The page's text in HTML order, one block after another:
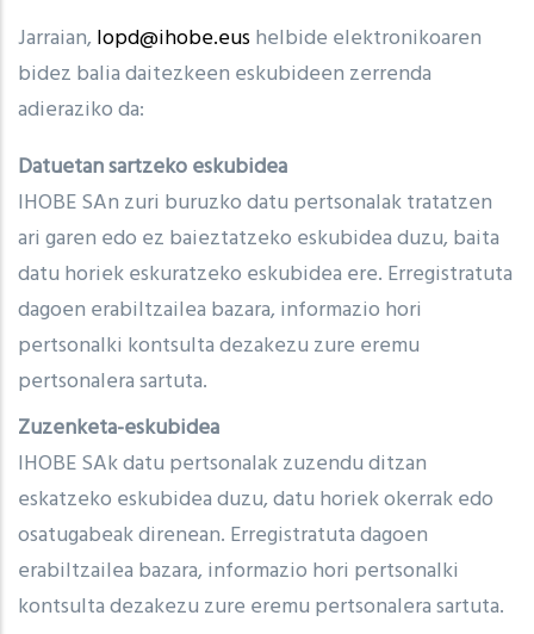
Jarraian, lopd@ihobe.eushelbide elektronikoaren
bidez balia daitezkeen eskubideen zerrenda
adieraziko da:
Datuetan sartzeko eskubidea
IHOBE SAn zuri buruzko datu pertsonalak tratatzen
ari garen edo ez baieztatzeko eskubidea duzu, baita
datu horiek eskuratzeko eskubidea ere. Erregistratuta
dagoen erabiltzailea bazara, informazio hori
pertsonalki kontsulta dezakezu zure eremu
pertsonalera sartuta.
Zuzenketa-eskubidea
IHOBE SAk datu pertsonalak zuzendu ditzan
eskatzeko eskubidea duzu, datu horiek okerrak edo
osatugabeak direnean. Erregistratuta dagoen
erabiltzailea bazara, informazio hori pertsonalki
kontsulta dezakezu zure eremu pertsonalera sartuta.